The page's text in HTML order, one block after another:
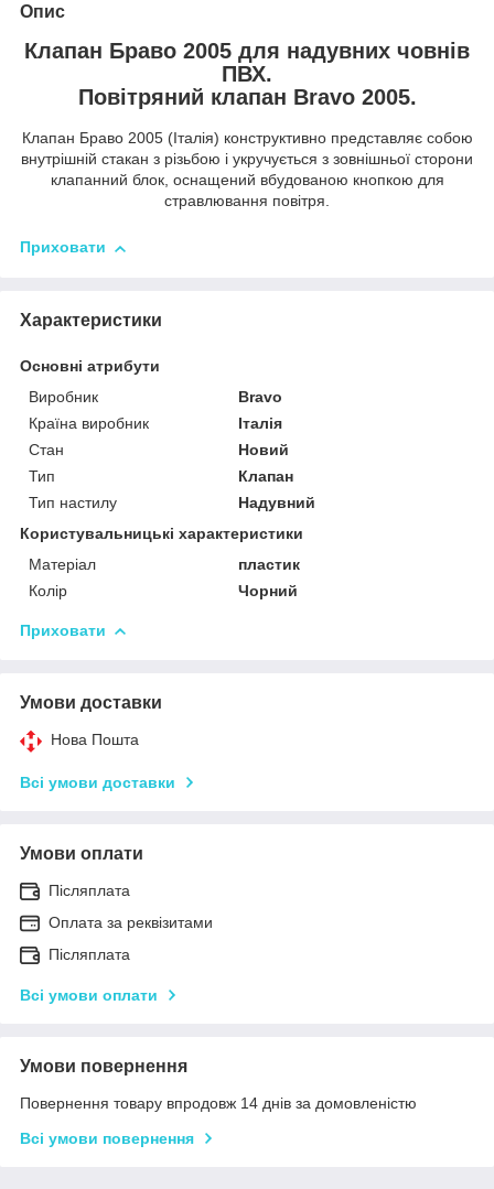
Опис
Клапан Браво 2005 для надувних човнів
ПВХ.
Повітряний клапан Bravo 2005.
Клапан Браво 2005 (Італія) конструктивно представляє собою
внутрішній стакан з різьбою і укручується з зовнішньої сторони
клапанний блок, оснащений вбудованою кнопкою для
стравлювання повітря.
Приховати
Характеристики
Основні атрибути
Виробник
Bravo
Країна виробник
Італія
Стан
Новий
Тип
Клапан
Тип настилу
Надувний
Користувальницькі характеристики
Матеріал
пластик
Колір
Чорний
Приховати
Умови доставки
Нова Пошта
Всі умови доставки
Умови оплати
Післяплата
Оплата за реквізитами
Післяплата
Всі умови оплати
Умови повернення
Повернення товару впродовж 14 днів за домовленістю
Всі умови повернення